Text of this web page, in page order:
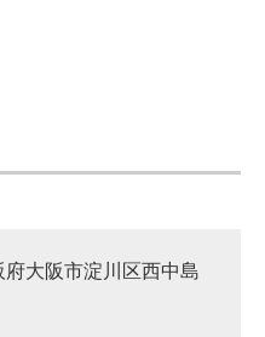
府大阪市淀川区西中島